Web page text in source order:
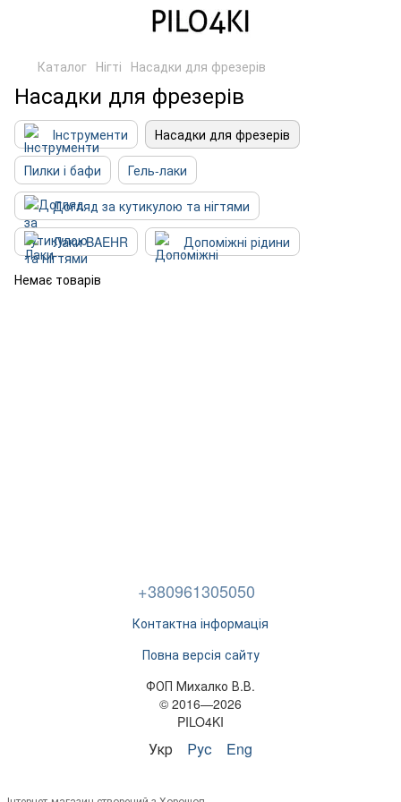
Каталог Нігті Насадки для фрезерів
Насадки для фрезерів
Інструменти
Насадки для фрезерів
Пилки і бафи
Гель-лаки
Догляд за кутикулою та нігтями
Лаки BAEHR
Допоміжні рідини
Немає товарів
+380961305050
Контактна інформація
Повна версія сайту
ФОП Михалко В.В.
© 2016—2026
PILO4KI
Укр Рус Eng